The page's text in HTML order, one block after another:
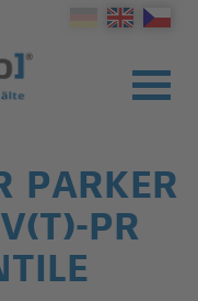
PARKER
PR